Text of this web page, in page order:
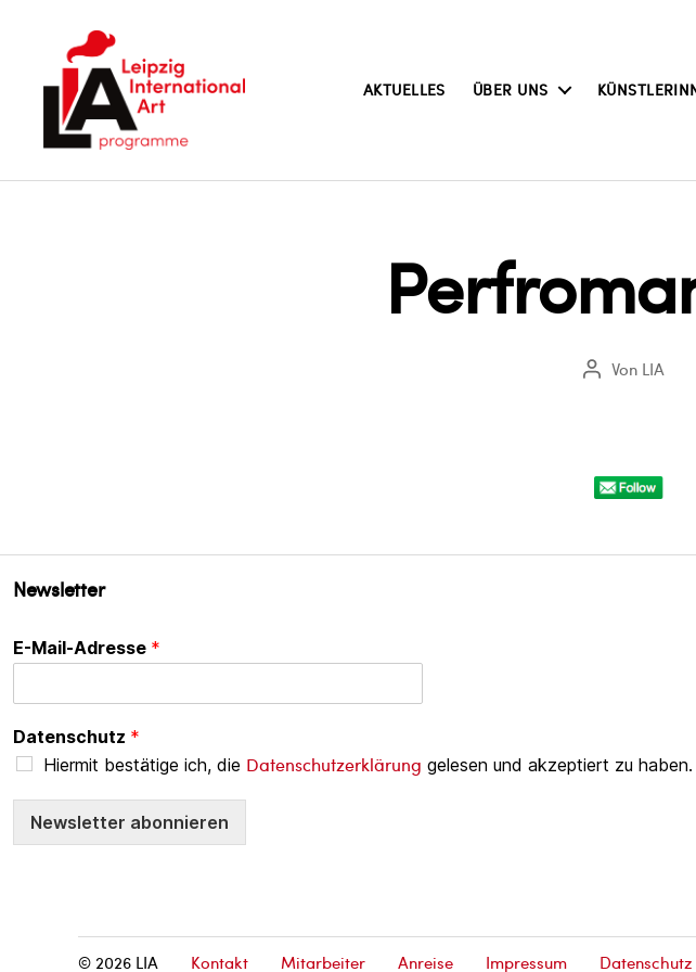
AKTUELLES ÜBER UNS
Beitragsautor
Von LIA
Newsletter
E-Mail-Adresse *
Datenschutz *
Hiermit bestätige ich, die Datenschutzerklärung gelesen und akzeptiert zu haben.
Newsletter abonnieren
© 2026 LIA Kontakt Mitarbeiter Anreise Impressum Datenschutz